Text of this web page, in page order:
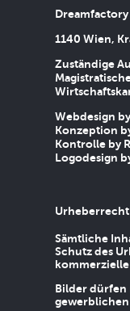
1140 Wien,
Zuständige
Webdesign
Konzeption
Kontrolle by
Logodesign
Urheberrecht
Sämtliche
Schutz des
Bilder dürfen